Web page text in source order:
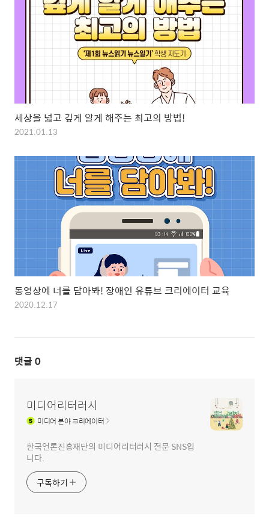
세상을 넓고 깊게 알게 해주는 최고의 방법!
2021.01.13
동영상에 너를 담아봐! 장애인 유튜브 크리에이터 교육
2020.12.17
댓글 0
미디어리터러시
미디어분야 크리에이터
한국언론진흥재단의 미디어리터러시 전문 SNS입
니다.
구독하기